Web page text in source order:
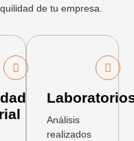
de tu empresa.
Análisis
realizados